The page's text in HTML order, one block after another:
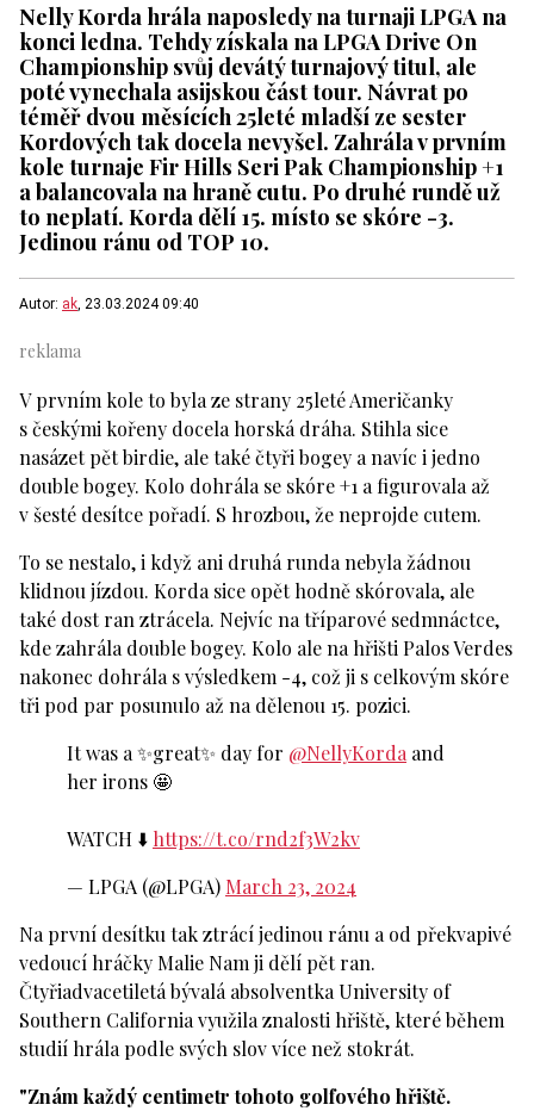
Nelly Korda hrála naposledy na turnaji LPGA na
konci ledna. Tehdy získala na LPGA Drive On
Championship svůj devátý turnajový titul, ale
poté vynechala asijskou část tour. Návrat po
téměř dvou měsících 25leté mladší ze sester
Kordových tak docela nevyšel. Zahrála v prvním
kole turnaje Fir Hills Seri Pak Championship +1
a balancovala na hraně cutu. Po druhé rundě už
to neplatí. Korda dělí 15. místo se skóre -3.
Jedinou ránu od TOP 10.
Autor: ak, 23.03.2024 09:40
V prvním kole to byla ze strany 25leté Američanky
s českými kořeny docela horská dráha. Stihla sice
nasázet pět birdie, ale také čtyři bogey a navíc i jedno
double bogey. Kolo dohrála se skóre +1 a figurovala až
v šesté desítce pořadí. S hrozbou, že neprojde cutem.
To se nestalo, i když ani druhá runda nebyla žádnou
klidnou jízdou. Korda sice opět hodně skórovala, ale
také dost ran ztrácela. Nejvíc na tříparové sedmnáctce,
kde zahrála double bogey. Kolo ale na hřišti Palos Verdes
nakonec dohrála s výsledkem -4, což ji s celkovým skóre
tři pod par posunulo až na dělenou 15. pozici.
It was a ✨great✨ day for @NellyKordaand
her irons 🤩
WATCH ⬇️ https://t.co/rnd2f3W2kv
— LPGA (@LPGA) March 23, 2024
Na první desítku tak ztrácí jedinou ránu a od překvapivé
vedoucí hráčky Malie Nam ji dělí pět ran.
Čtyřiadvacetiletá bývalá absolventka University of
Southern California využila znalosti hřiště, které během
studií hrála podle svých slov více než stokrát.
"Znám každý centimetr tohoto golfového hřiště.